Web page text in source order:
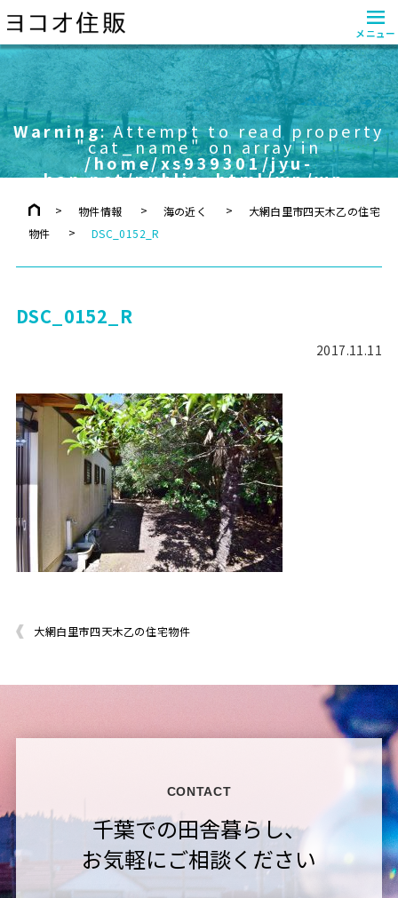
≡
メニュー
Warning: Attempt to read property
"cat_name" on array in
/home/xs939301/jyu-
han.net/public_html/wp/wp-
on line 757
物件情報 海の近く
大網白里市四天木乙の住宅
物件
DSC_0152_R
DSC_0152_R
2017.11.11
大網白里市四天木乙の住宅物件
CONTACT
千葉での田舎暮らし、
お気軽にご相談ください